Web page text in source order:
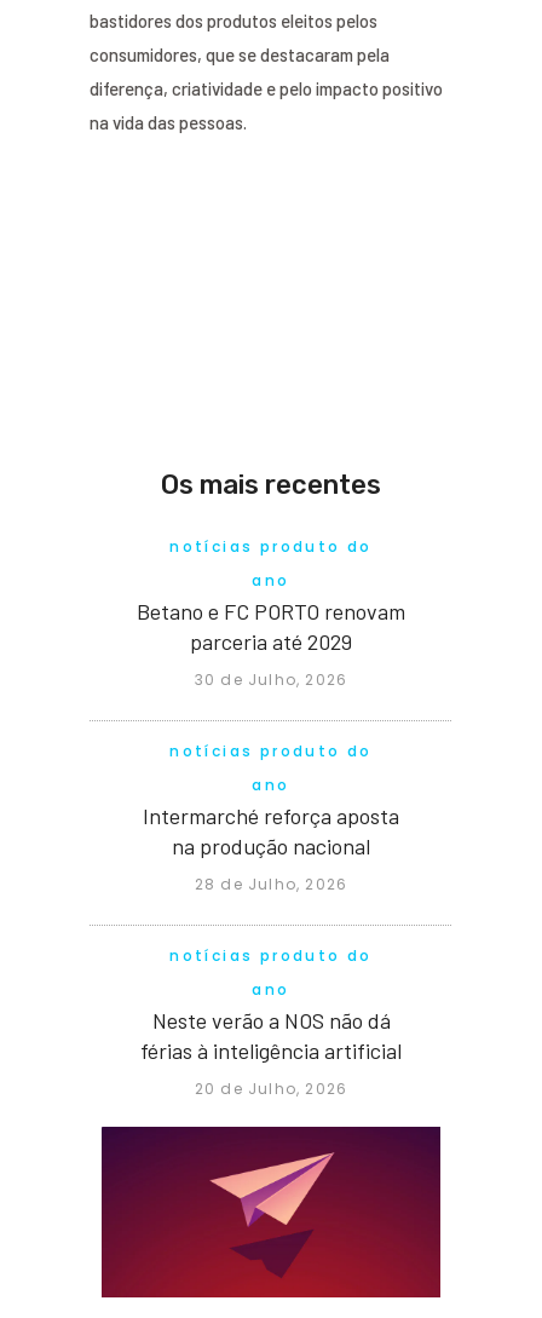
bastidores dos produtos eleitos pelos
consumidores, que se destacaram pela
diferença, criatividade e pelo impacto positivo
na vida das pessoas.
Os mais recentes
notícias produto do
ano
Betano e FC PORTO renovam
parceria até 2029
30 de Julho, 2026
notícias produto do
ano
Intermarché reforça aposta
na produção nacional
28 de Julho, 2026
notícias produto do
ano
Neste verão a NOS não dá
férias à inteligência artificial
20 de Julho, 2026